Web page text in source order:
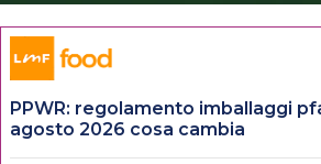
PPWR: regolamento imballaggi
agosto 2026 cosa cambia